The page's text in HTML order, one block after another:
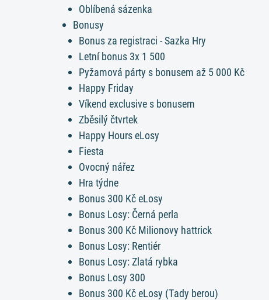
Oblíbená sázenka
Bonusy
Bonus za registraci - Sazka Hry
Letní bonus 3x 1 500
Pyžamová párty s bonusem až 5 000 Kč
Happy Friday
Víkend exclusive s bonusem
Zběsilý čtvrtek
Happy Hours eLosy
Fiesta
Ovocný nářez
Hra týdne
Bonus 300 Kč eLosy
Bonus Losy: Černá perla
Bonus 300 Kč Milionovy hattrick
Bonus Losy: Rentiér
Bonus Losy: Zlatá rybka
Bonus Losy 300
Bonus 300 Kč eLosy (Tady berou)